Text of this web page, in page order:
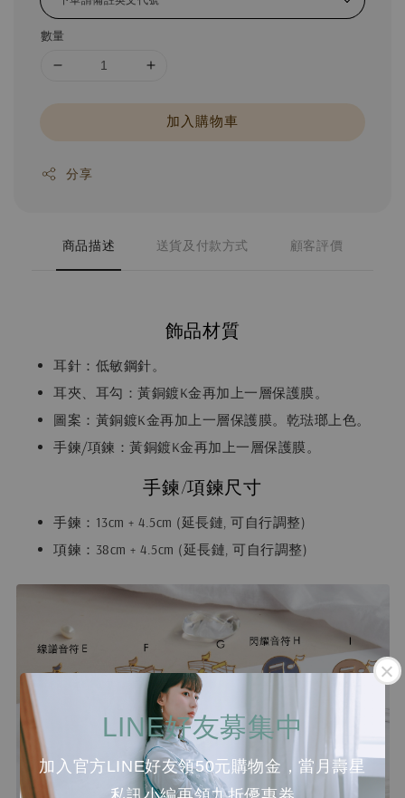
LINE好友募集中
加入官方LINE好友領50元購物金，當月壽星
數量
加入購物車
分享
商品描述 送貨及付款方式 顧客評價
飾品材質
耳針：低敏鋼針。
耳夾、耳勾：黃銅鍍K金再加上一層保護膜。
圖案：黃銅鍍K金再加上一層保護膜。乾琺瑯上色。
手鍊/項鍊：黃銅鍍K金再加上一層保護膜。
手鍊/項鍊尺寸
手鍊：13cm + 4.5cm (延長鏈, 可自行調整)
項鍊：38cm + 4.5cm (延長鏈, 可自行調整)